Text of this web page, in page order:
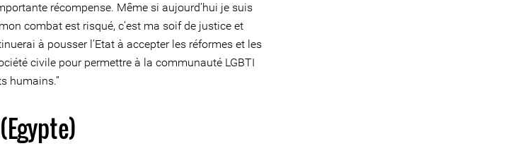
récompense. Même si aujourd’hui je suis
combat est risqué, c’est ma soif de justice et
à pousser l’Etat à accepter les réformes et les
civile pour permettre à la communauté LGBTI
humains.”